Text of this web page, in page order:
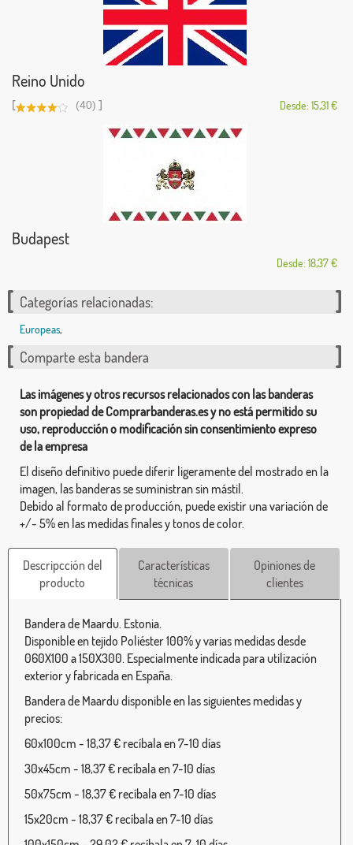
Reino Unido
[ (40) ] Desde: 15,31 €
Budapest
Desde: 18,37 €
Categorías relacionadas:
Europeas,
Comparte esta bandera
Las imágenes y otros recursos relacionados con las banderas
son propiedad de Comprarbanderas.es y no está permitido su
uso, reproducción o modificación sin consentimiento expreso
de la empresa
El diseño definitivo puede diferir ligeramente del mostrado en la
imagen, las banderas se suministran sin mástil.
Debido al formato de producción, puede existir una variación de
+/- 5% en las medidas finales y tonos de color.
Descripcción del
producto
Características
técnicas
Opiniones de
clientes
Bandera de Maardu. Estonia.
Disponible en tejido Poliéster 100% y varias medidas desde
060X100 a 150X300. Especialmente indicada para utilización
exterior y fabricada en España.
Bandera de Maardu disponible en las siguientes medidas y
precios:
60x100cm - 18,37 € recíbala en 7-10 días
30x45cm - 18,37 € recíbala en 7-10 días
50x75cm - 18,37 € recíbala en 7-10 días
15x20cm - 18,37 € recíbala en 7-10 días